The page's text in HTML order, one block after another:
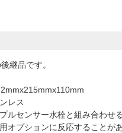
継品です。
レス
ルセンサー水栓と組み合わせ
オプションに反応することが